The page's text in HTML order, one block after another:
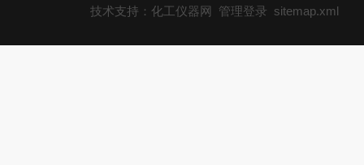
技术支持：化工仪器网
管理登录 sitemap.xml